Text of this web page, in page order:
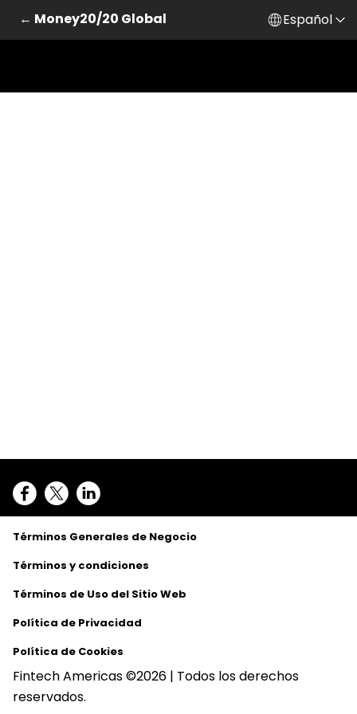
← Money20/20 Global Español
Términos Generales de Negocio
Términos y condiciones
Términos de Uso del Sitio Web
Política de Privacidad
Política de Cookies
Fintech Americas ©2026 | Todos los derechos
reservados.